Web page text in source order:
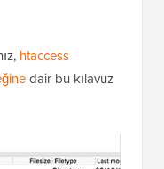
htaccess
dair bu kılavuz